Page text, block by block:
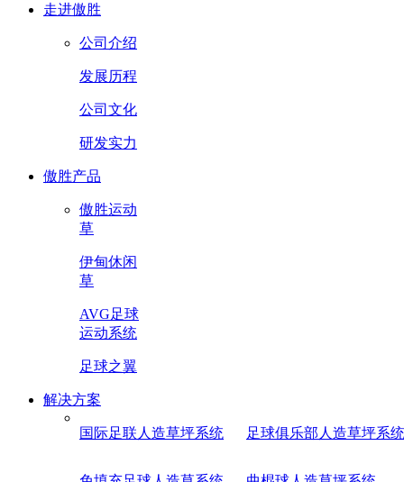
走进傲胜
公司介绍
发展历程
公司文化
研发实力
傲胜产品
傲胜运动
草
伊甸休闲
草
AVG足球
运动系统
足球之翼
解决方案
国际足联人造草坪系统 足球俱乐部人造草坪系统